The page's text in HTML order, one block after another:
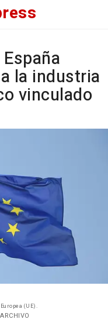
la industria
vinculado
(UE).